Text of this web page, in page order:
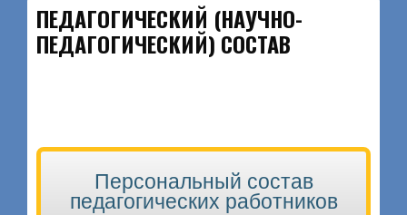
ПЕДАГОГИЧЕСКИЙ (НАУЧНО-
ПЕДАГОГИЧЕСКИЙ) СОСТАВ
Персональный состав
педагогических работников